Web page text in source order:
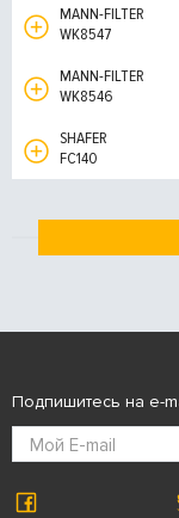
MANN-FILTER
WK8547
MANN-FILTER
WK8546
SHAFER
FC140
Подпишитесь на e-